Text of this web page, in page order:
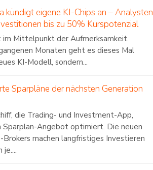
kündigt eigene KI-Chips an – Analysten
bis zu 50% Kurspotenzial
Mittelpunkt der Aufmerksamkeit.
Monaten geht es dieses Mal
KI-Modell, sondern...
Sparpläne der nächsten Generation
die Trading- und Investment-App,
Sparplan-Angebot optimiert. Die neuen
Brokers machen langfristiges Investieren
je....